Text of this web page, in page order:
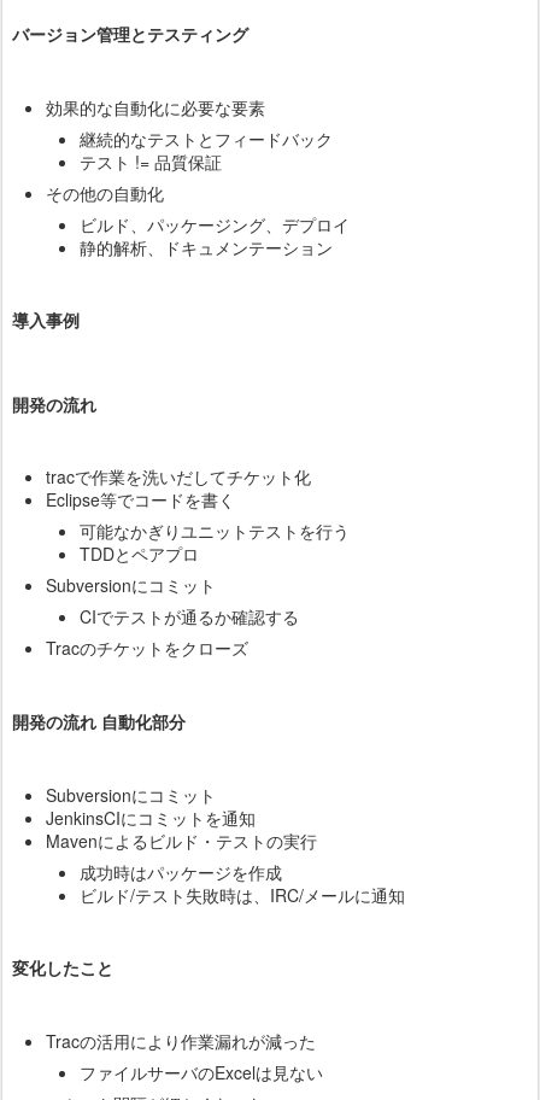
バージョン管理とテスティング
効果的な自動化に必要な要素
継続的なテストとフィードバック
テスト != 品質保証
その他の自動化
ビルド、パッケージング、デプロイ
静的解析、ドキュメンテーション
導入事例
開発の流れ
tracで作業を洗いだしてチケット化
Eclipse等でコードを書く
可能なかぎりユニットテストを行う
TDDとペアプロ
Subversionにコミット
CIでテストが通るか確認する
Tracのチケットをクローズ
開発の流れ 自動化部分
Subversionにコミット
JenkinsCIにコミットを通知
Mavenによるビルド・テストの実行
成功時はパッケージを作成
ビルド/テスト失敗時は、IRC/メールに通知
変化したこと
Tracの活用により作業漏れが減った
ファイルサーバのExcelは見ない